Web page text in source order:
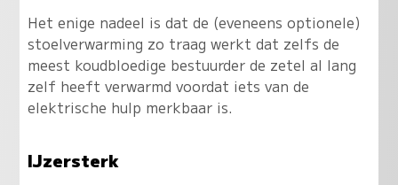
Het enige nadeel is dat de (eveneens optionele)
stoelverwarming zo traag werkt dat zelfs de
meest koudbloedige bestuurder de zetel al lang
zelf heeft verwarmd voordat iets van de
elektrische hulp merkbaar is.
IJzersterk